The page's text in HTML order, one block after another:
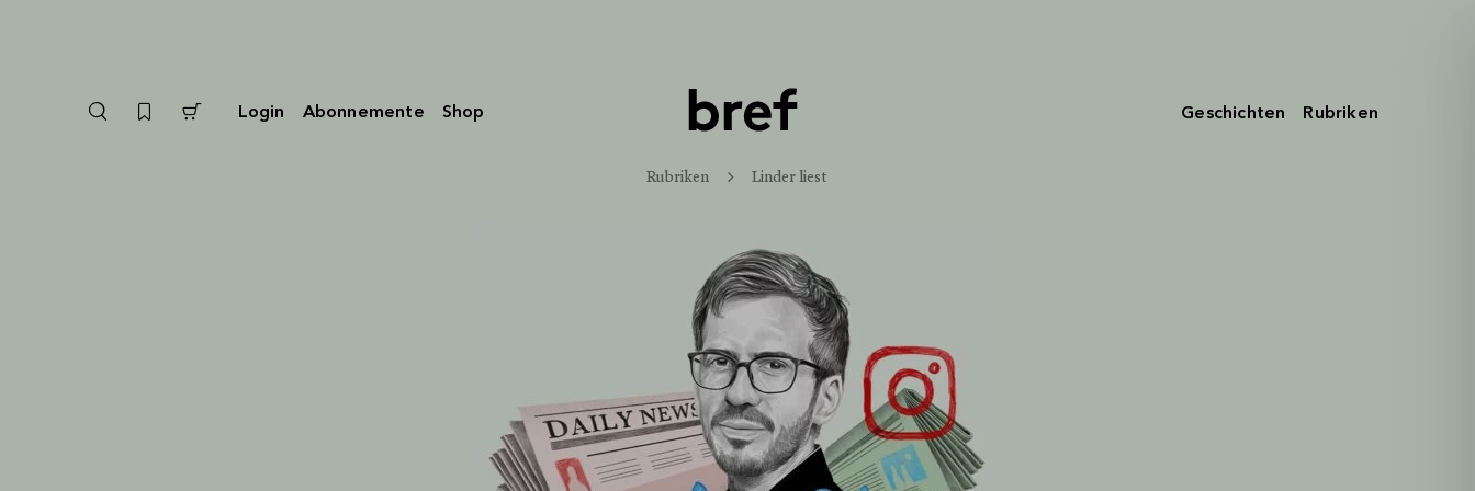
Login Abonnemente Shop Geschichten Rubriken
Rubriken Linder liest